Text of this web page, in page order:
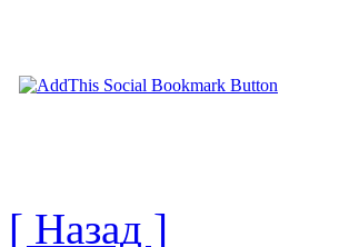
[ Назад ]